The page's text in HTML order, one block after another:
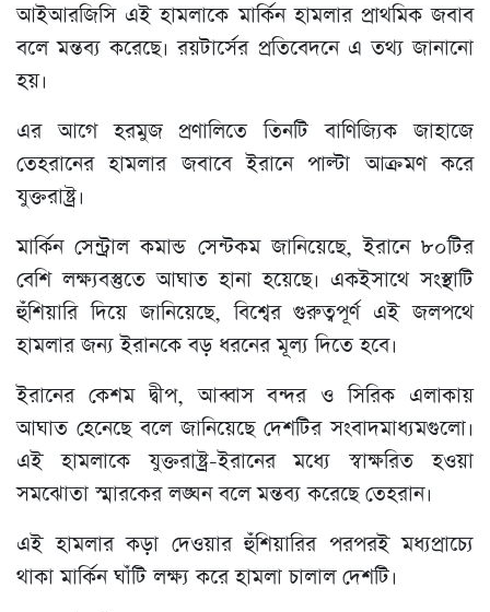
আইআরজিসি এই হামলাকে মার্কিন হামলার প্রাথমিক জবাব
বলে মন্তব্য করেছে। রয়টার্সের প্রতিবেদনে এ তথ্য জানানো
হয়।
এর আগে হরমুজ প্রণালিতে তিনটি বাণিজ্যিক জাহাজে
তেহরানের হামলার জবাবে ইরানে পাল্টা আক্রমণ করে
যুক্তরাষ্ট্র।
মার্কিন সেন্ট্রাল কমান্ড সেন্টকম জানিয়েছে, ইরানে ৮০টির
বেশি লক্ষ্যবস্তুতে আঘাত হানা হয়েছে। একইসাথে সংস্থাটি
হুঁশিয়ারি দিয়ে জানিয়েছে, বিশ্বের গুরুত্বপূর্ণ এই জলপথে
হামলার জন্য ইরানকে বড় ধরনের মূল্য দিতে হবে।
ইরানের কেশম দ্বীপ, আব্বাস বন্দর ও সিরিক এলাকায়
আঘাত হেনেছে বলে জানিয়েছে দেশটির সংবাদমাধ্যমগুলো।
এই হামলাকে যুক্তরাষ্ট্র-ইরানের মধ্যে স্বাক্ষরিত হওয়া
সমঝোতা স্মারকের লঙ্ঘন বলে মন্তব্য করেছে তেহরান।
এই হামলার কড়া দেওয়ার হুঁশিয়ারির পরপরই মধ্যপ্রাচ্যে
থাকা মার্কিন ঘাঁটি লক্ষ্য করে হামলা চালাল দেশটি।